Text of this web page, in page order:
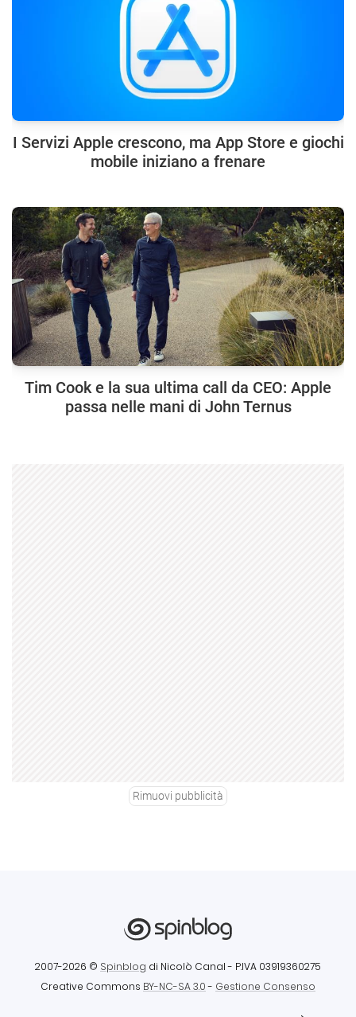
I Servizi Apple crescono, ma App Store e giochi
mobile iniziano a frenare
Tim Cook e la sua ultima call da CEO: Apple
passa nelle mani di John Ternus
Rimuovi pubblicità
2007-2026 © Spinblog di Nicolò Canal - P.IVA 03919360275
Creative Commons BY-NC-SA 3.0- Gestione Consenso